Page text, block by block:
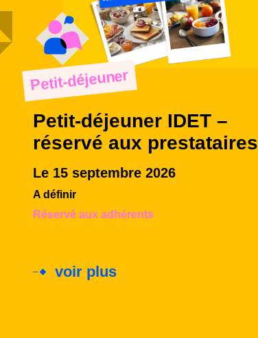
Petit-déjeuner
Petit-déjeuner IDET –
réservé aux prestataires
Le 15 septembre 2026
A définir
Réservé aux adhérents
voir plus